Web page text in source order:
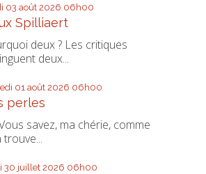
03 août 2026 06h00
Spilliaert
deux ? Les critiques
deux...
01 août 2026 06h00
perles
savez, ma chérie, comme
trouve...
30 juillet 2026 06h00